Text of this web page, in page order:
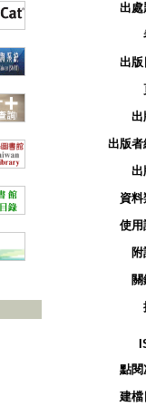
出處
出版
出
出版者
出
資料
使用
點閱
建檔